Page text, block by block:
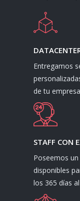
Entregamos
de tu
STAFF CON
Poseemos
disponibles
los 365 días